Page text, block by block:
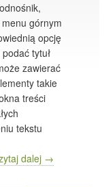
górnym
opcję
tytuł
zawierać
takie
treści
tekstu
dalej →